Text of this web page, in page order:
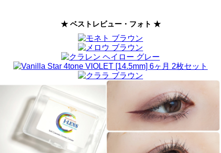
★ ベストレビュー・フォト ★